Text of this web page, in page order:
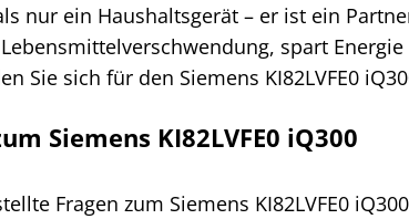
nur ein Haushaltsgerät – er ist ein
spart
Sie sich für den Siemens KI82LVFE0
Siemens KI82LVFE0 iQ300
Fragen zum Siemens KI82LVFE0